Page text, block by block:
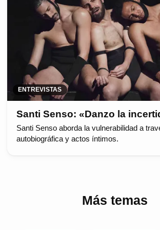
ENTREVISTAS
Santi Senso: «Danzo la
Santi Senso aborda la vulnerabilidad a
autobiográfica y actos íntimos.
Más temas